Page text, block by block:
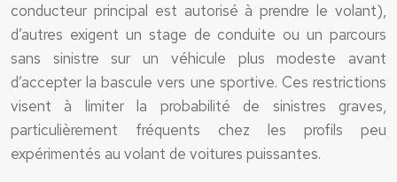
conducteur principal est autorisé à prendre le volant),
d’autres exigent un stage de conduite ou un parcours
sans sinistre sur un véhicule plus modeste avant
d’accepter la bascule vers une sportive. Ces restrictions
visent à limiter la probabilité de sinistres graves,
particulièrement fréquents chez les profils peu
expérimentés au volant de voitures puissantes.